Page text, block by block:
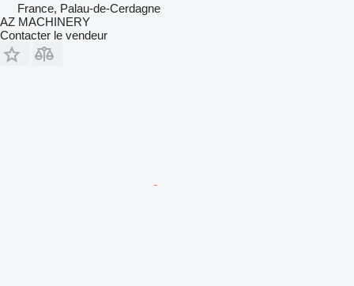
France, Palau-de-Cerdagne
AZ MACHINERY
Contacter le vendeur